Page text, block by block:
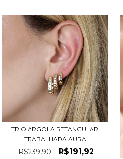
TRIO ARGOLA RETANGULAR
TRABALHADA AURA
R$239,90 R$191,92